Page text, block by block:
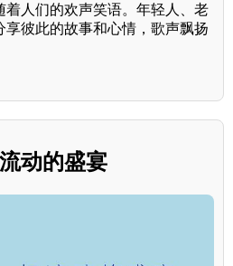
着人们的欢声笑语。年轻人、老
享彼此的故事和心情，歌声飘扬
动的盛宴